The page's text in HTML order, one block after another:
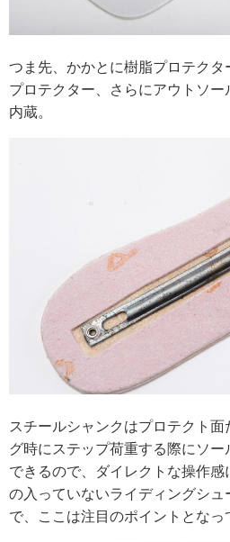
つま先、かかとに樹脂プロテク
プロテクター、さらにアウトソ
内蔵。
スチールシャンクはプロテクト
グ時にステップ荷重する際にソ
できるので、ダイレクトな操作感
の入っていないライディングシ
で、ここは注目のポイントとなっ